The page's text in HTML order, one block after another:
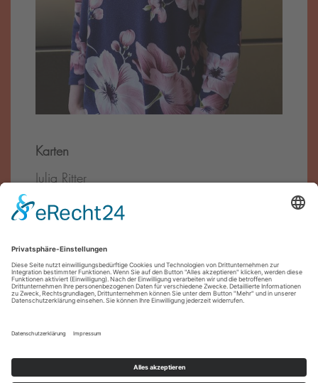
Karten
Julia Ritter
E-Mail:reservierung@theater-pfuetze.de
Datenschutz